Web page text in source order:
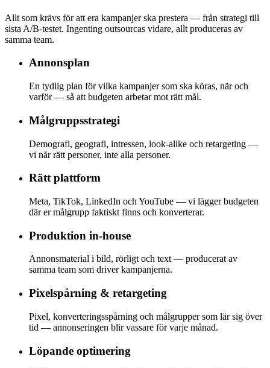
Allt som krävs för att era kampanjer ska prestera — från strategi till
sista A/B-testet. Ingenting outsourcas vidare, allt produceras av
samma team.
Annonsplan
En tydlig plan för vilka kampanjer som ska köras, när och
varför — så att budgeten arbetar mot rätt mål.
Målgruppsstrategi
Demografi, geografi, intressen, look-alike och retargeting —
vi når rätt personer, inte alla personer.
Rätt plattform
Meta, TikTok, LinkedIn och YouTube — vi lägger budgeten
där er målgrupp faktiskt finns och konverterar.
Produktion in-house
Annonsmaterial i bild, rörligt och text — producerat av
samma team som driver kampanjerna.
Pixelspårning & retargeting
Pixel, konverteringsspårning och målgrupper som lär sig över
tid — annonseringen blir vassare för varje månad.
Löpande optimering